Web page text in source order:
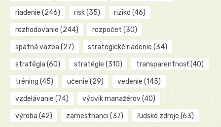
riadenie (246) risk(35) riziko (46)
rozhodovanie (244) rozpočet (30)
spätná väzba (27) strategické riadenie (34)
stratégia (60) stratégie (310) transparentnosť(40)
tréning (45) učenie (29) vedenie (145)
vzdelávanie (74) výcvik manažérov(40)
výroba (42) zamestnanci (37) ľudské zdroje (63)